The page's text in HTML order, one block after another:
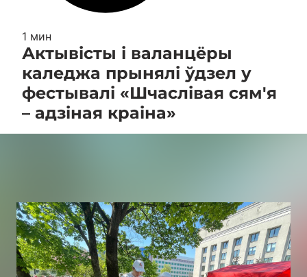
1 мин
Актывісты і валанцёры
каледжа прынялі ўдзел у
фестывалі «Шчаслівая сям'я
– адзіная краіна»